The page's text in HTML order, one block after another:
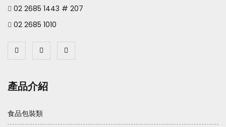
02 2685 1443 # 207
02 2685 1010
產品介紹
食品包裝類